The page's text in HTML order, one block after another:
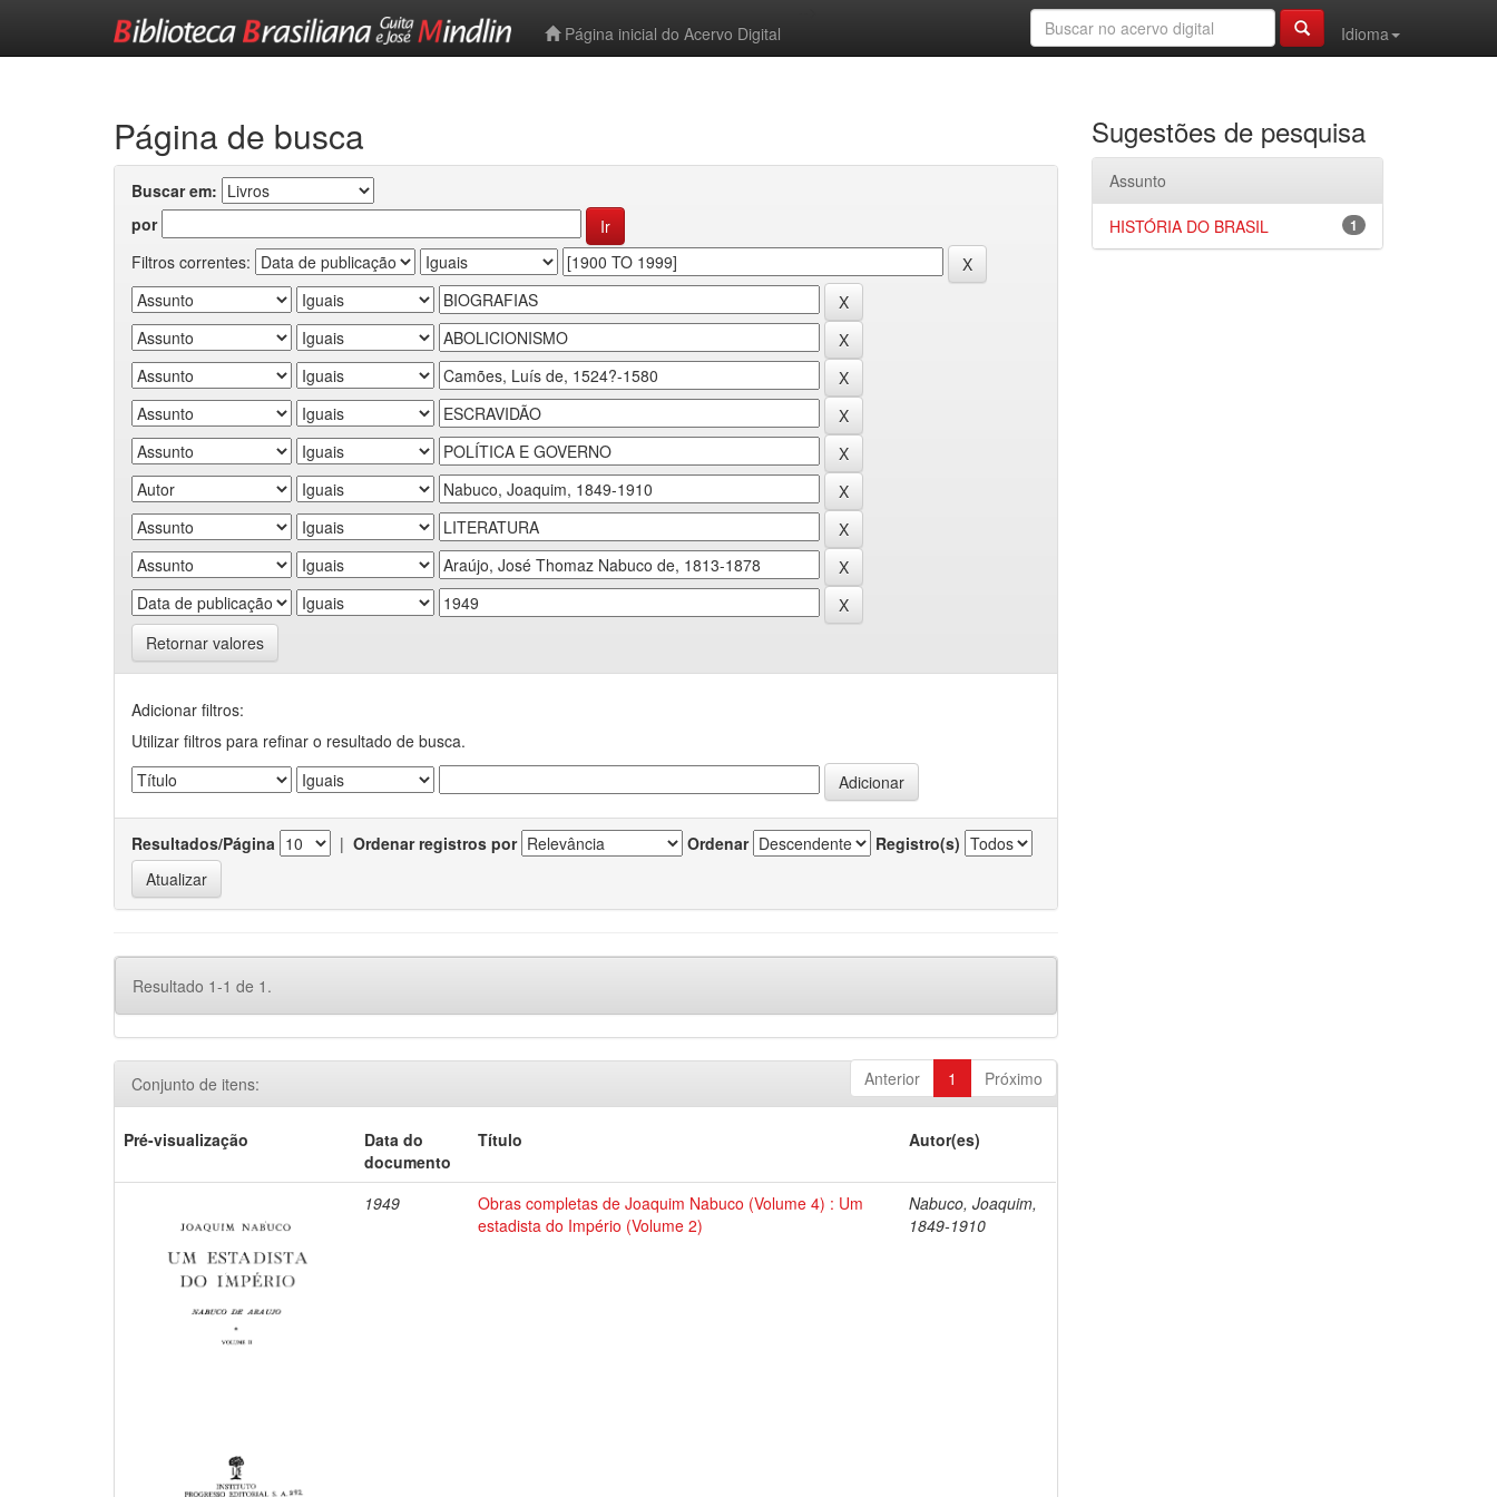
Página inicial do Acervo Digital
Idioma
Página de busca
Buscar em:
por
Filtros correntes:
Retornar valores
Adicionar filtros:
Utilizar filtros para refinar o resultado de busca.
Resultados/Página | Ordenar registros por Ordenar Registro(s)
Resultado 1-1 de 1.
Anterior 1 Próximo
Conjunto de itens:
Pré-visualização
Data do
documento
Título Autor(es)
1949
Obras completas de Joaquim Nabuco (Volume 4) : Um
estadista do Império (Volume 2)
Nabuco, Joaquim,
1849-1910
Sugestões de pesquisa
Assunto
1
HISTÓRIA DO BRASIL